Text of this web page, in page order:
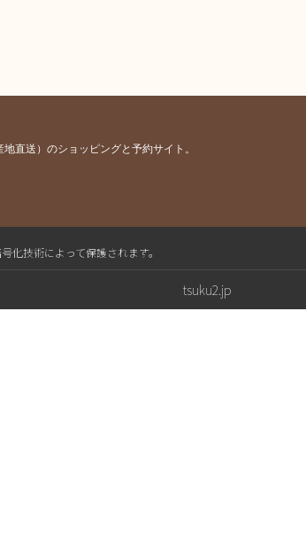
直送）のショッピングと予約サイト。
化技術によって保護されます。
tsuku2.jp